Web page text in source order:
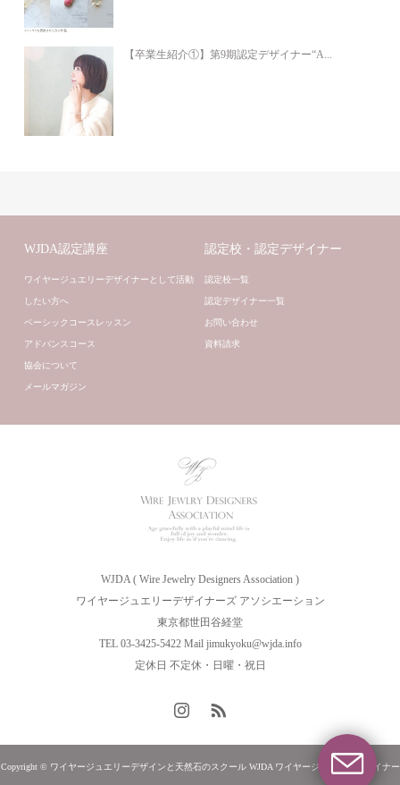
【卒業生紹介①】第9期認定デザイナー“A...
WJDA認定講座
ワイヤージュエリーデザイナーとして活動
したい方へ
ベーシックコースレッスン
アドバンスコース
協会について
メールマガジン
認定校・認定デザイナー
認定校一覧
認定デザイナー一覧
お問い合わせ
資料請求
WJDA ( Wire Jewelry Designers Association )
ワイヤージュエリーデザイナーズ アソシエーション
東京都世田谷経堂
TEL 03-3425-5422 Mail jimukyoku@wjda.info
定休日 不定休・日曜・祝日
Copyright © ワイヤージュエリーデザインと天然石のスクール WJDA ワイヤージュエリーデザイナー